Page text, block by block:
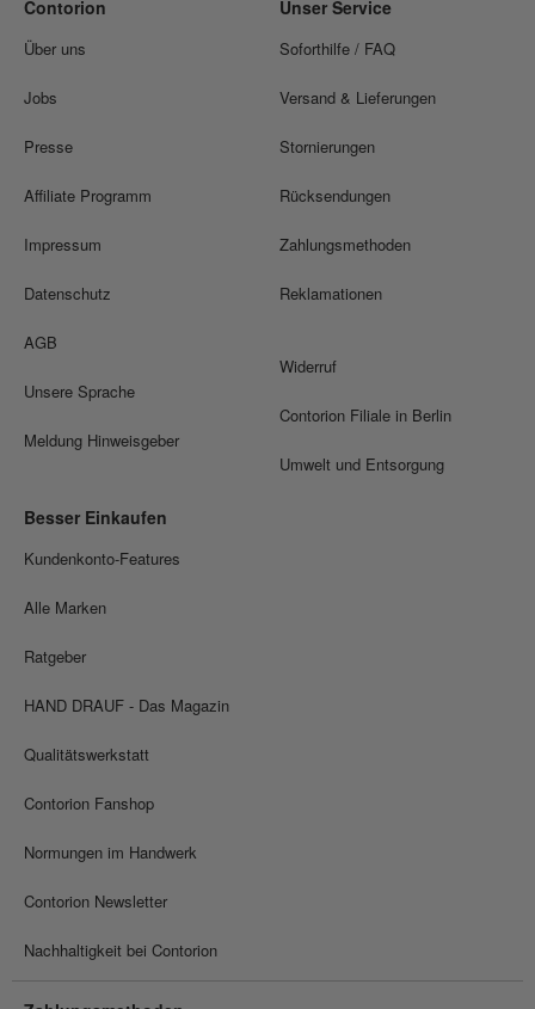
Contorion
Über uns
Jobs
Presse
Affiliate Programm
Impressum
Datenschutz
AGB
Unsere Sprache
Meldung Hinweisgeber
Unser Service
Soforthilfe / FAQ
Versand & Lieferungen
Stornierungen
Rücksendungen
Zahlungsmethoden
Reklamationen
Widerruf
Contorion Filiale in Berlin
Umwelt und Entsorgung
Besser Einkaufen
Kundenkonto-Features
Alle Marken
Ratgeber
HAND DRAUF - Das Magazin
Qualitätswerkstatt
Contorion Fanshop
Normungen im Handwerk
Contorion Newsletter
Nachhaltigkeit bei Contorion